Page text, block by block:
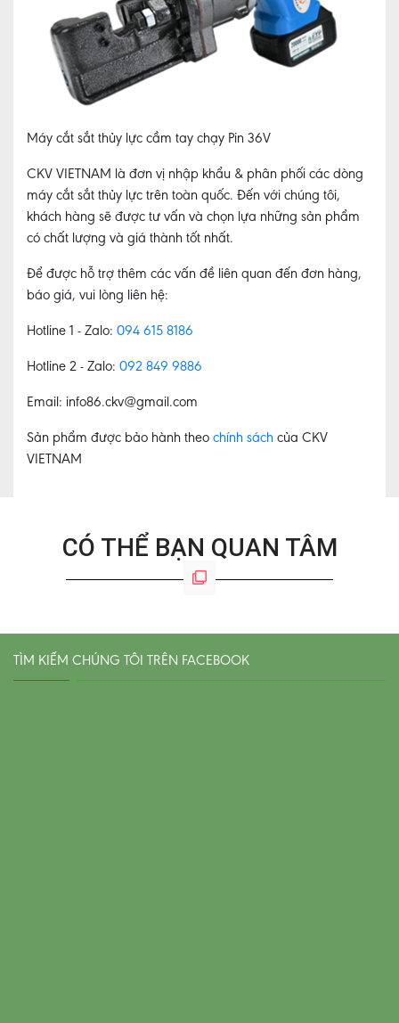
Máy cắt sắt thủy lực cầm tay chạy Pin 36V
CKV VIETNAM là đơn vị nhập khẩu & phân phối các dòng
máy cắt sắt thủy lực trên toàn quốc. Đến với chúng tôi,
khách hàng sẽ được tư vấn và chọn lựa những sản phẩm
có chất lượng và giá thành tốt nhất.
Để được hỗ trợ thêm các vấn đề liên quan đến đơn hàng,
báo giá, vui lòng liên hệ:
Hotline 1 - Zalo: 094 615 8186
Hotline 2 - Zalo: 092 849 9886
Email: info86.ckv@gmail.com
Sản phẩm được bảo hành theo chính sách của CKV
VIETNAM
CÓ THỂ BẠN QUAN TÂM
TÌM KIẾM CHÚNG TÔI TRÊN FACEBOOK